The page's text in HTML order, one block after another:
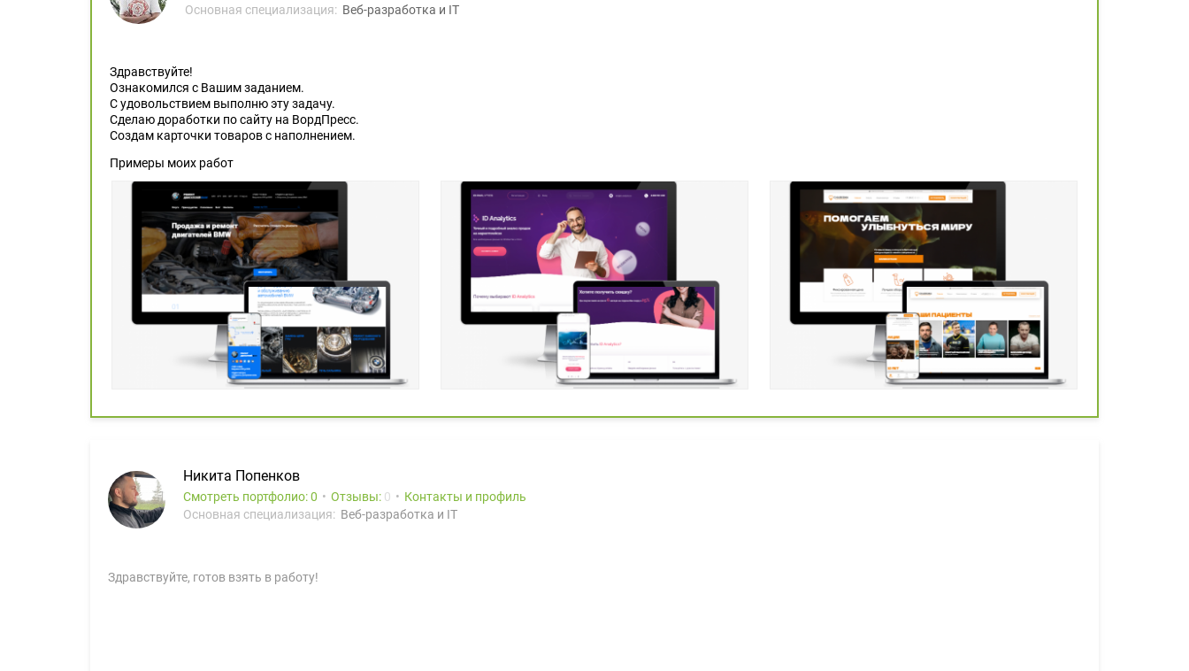
Основная специализация: Веб-разработка и IT
Здравствуйте!
Ознакомился с Вашим заданием.
С удовольствием выполню эту задачу.
Сделаю доработки по сайту на ВордПресс.
Создам карточки товаров с наполнением.
Примеры моих работ
Никита Попенков
Смотреть портфолио: 0 Отзывы: 0
Контакты и профиль
Основная специализация: Веб-разработка и IT
Здравствуйте, готов взять в работу!